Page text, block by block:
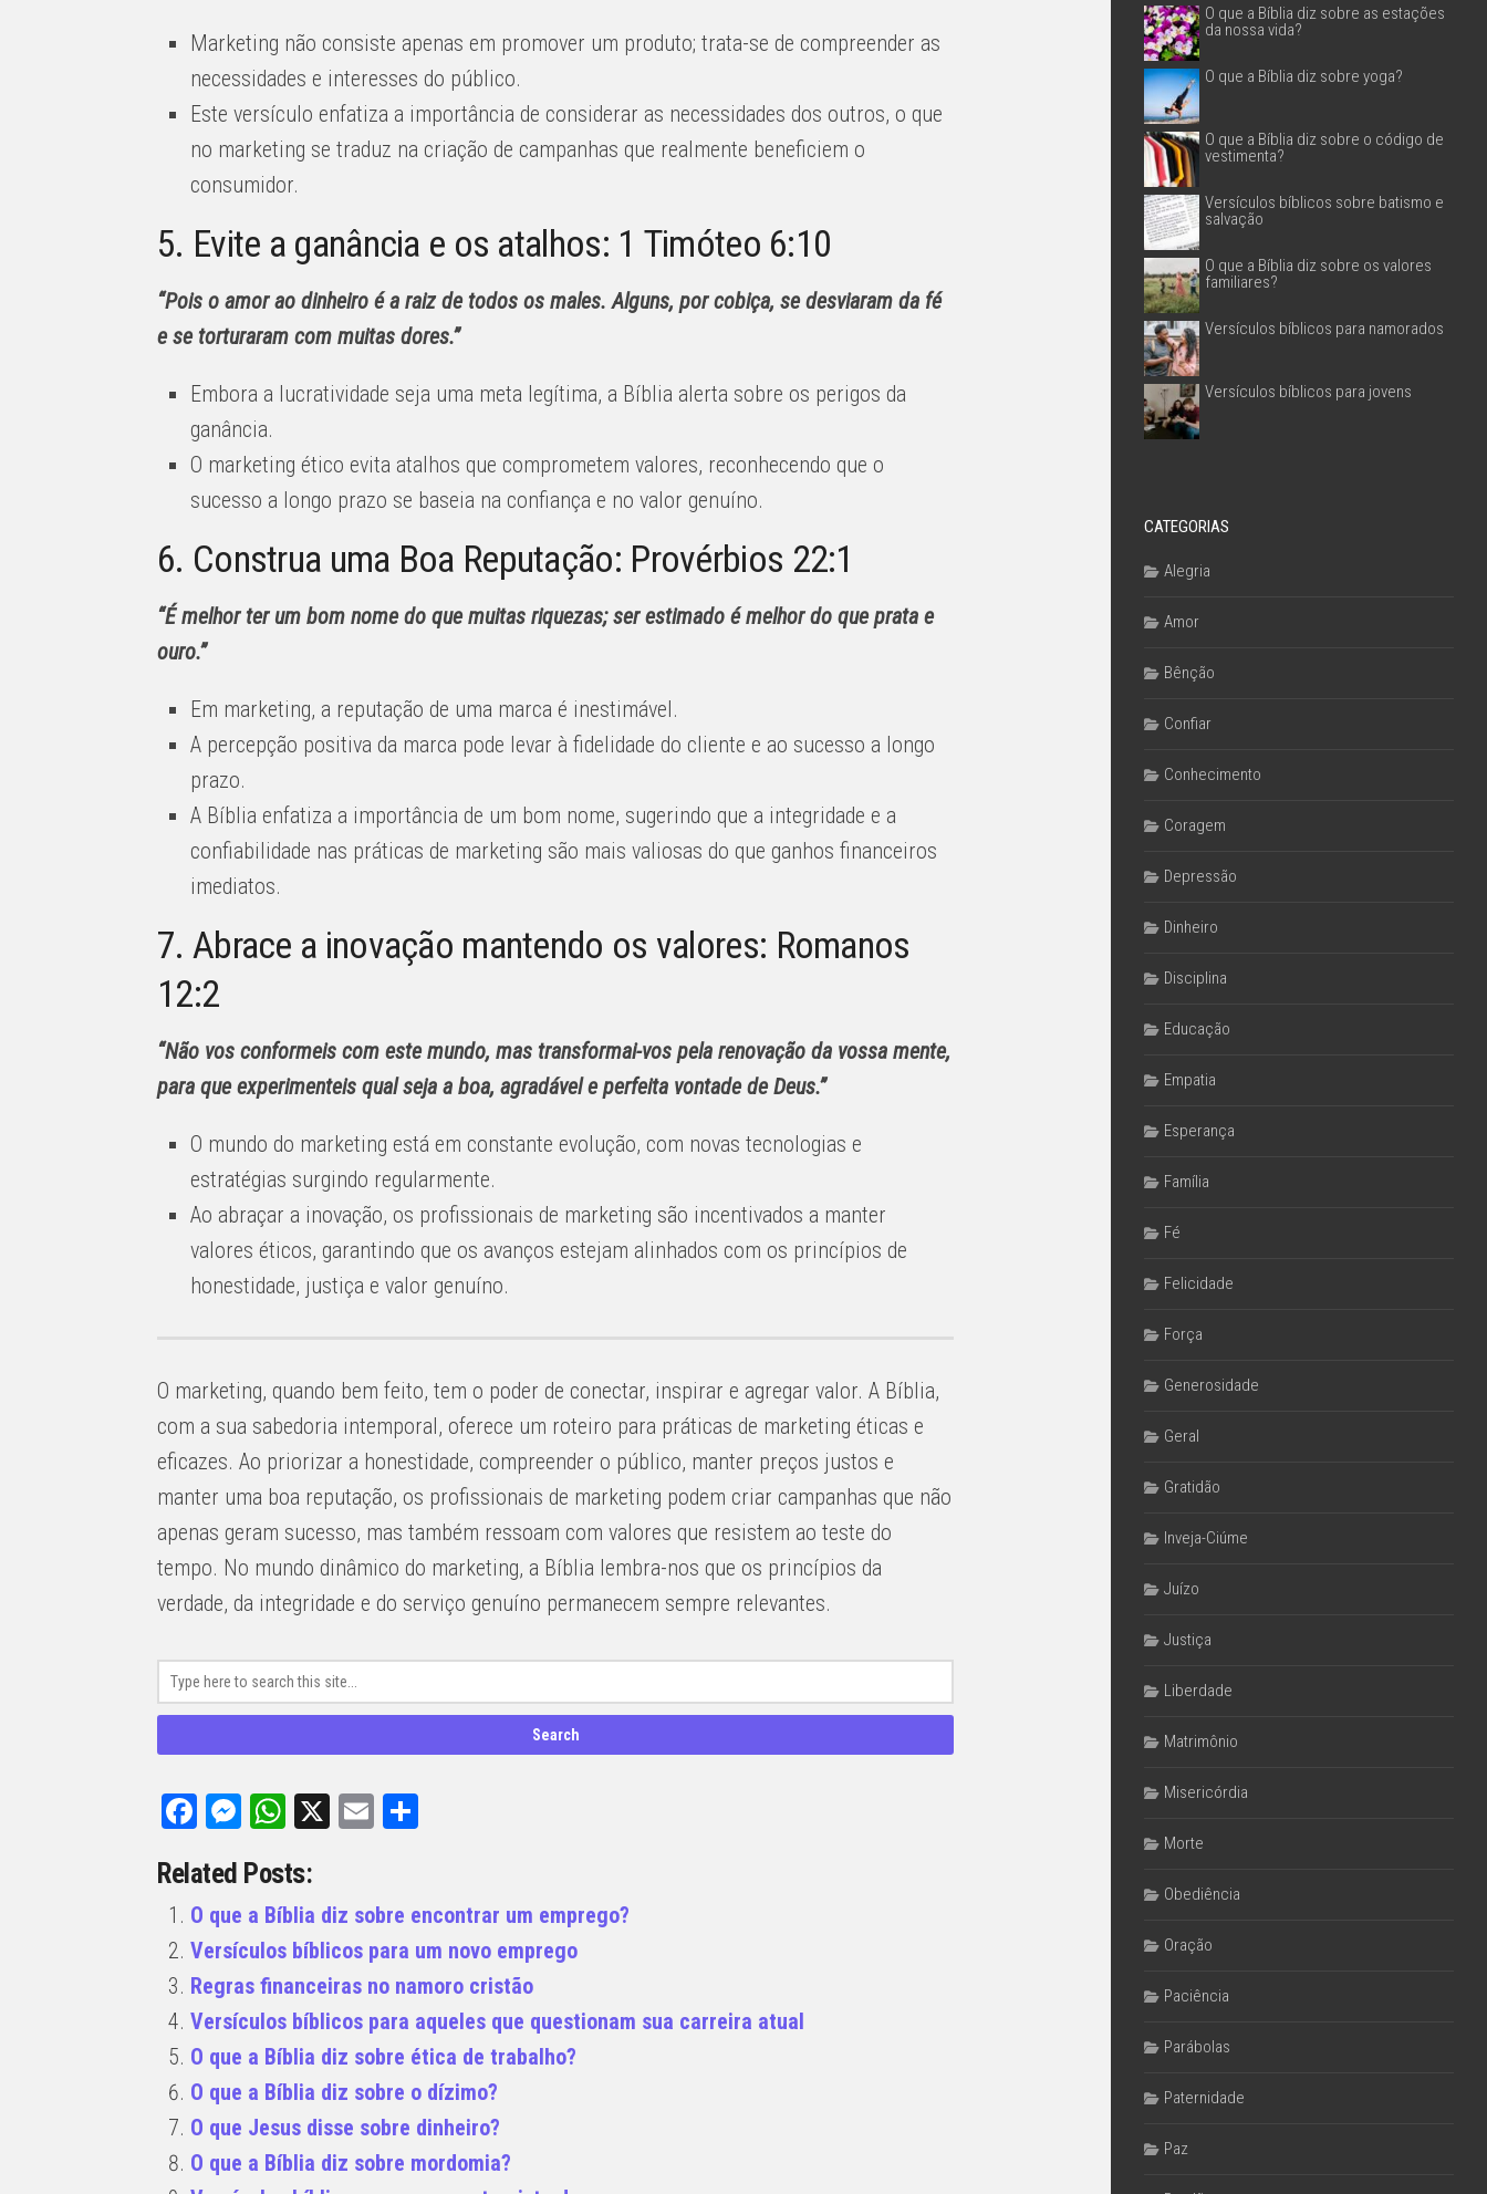
Marketing não consiste apenas em promover um produto; trata-se de compreender as
necessidades e interesses do público.
Este versículo enfatiza a importância de considerar as necessidades dos outros, o que
no marketing se traduz na criação de campanhas que realmente beneficiem o
consumidor.
5. Evite a ganância e os atalhos: 1 Timóteo 6:10
“Pois o amor ao dinheiro é a raiz de todos os males. Alguns, por cobiça, se desviaram da fé
e se torturaram com muitas dores.”
Embora a lucratividade seja uma meta legítima, a Bíblia alerta sobre os perigos da
ganância.
O marketing ético evita atalhos que comprometem valores, reconhecendo que o
sucesso a longo prazo se baseia na confiança e no valor genuíno.
6. Construa uma Boa Reputação: Provérbios 22:1
“É melhor ter um bom nome do que muitas riquezas; ser estimado é melhor do que prata e
ouro.”
Em marketing, a reputação de uma marca é inestimável.
A percepção positiva da marca pode levar à fidelidade do cliente e ao sucesso a longo
prazo.
A Bíblia enfatiza a importância de um bom nome, sugerindo que a integridade e a
confiabilidade nas práticas de marketing são mais valiosas do que ganhos financeiros
imediatos.
7. Abrace a inovação mantendo os valores: Romanos
12:2
“Não vos conformeis com este mundo, mas transformai-vos pela renovação da vossa mente,
para que experimenteis qual seja a boa, agradável e perfeita vontade de Deus.”
O mundo do marketing está em constante evolução, com novas tecnologias e
estratégias surgindo regularmente.
Ao abraçar a inovação, os profissionais de marketing são incentivados a manter
valores éticos, garantindo que os avanços estejam alinhados com os princípios de
honestidade, justiça e valor genuíno.
O marketing, quando bem feito, tem o poder de conectar, inspirar e agregar valor. A Bíblia,
com a sua sabedoria intemporal, oferece um roteiro para práticas de marketing éticas e
eficazes. Ao priorizar a honestidade, compreender o público, manter preços justos e
manter uma boa reputação, os profissionais de marketing podem criar campanhas que não
apenas geram sucesso, mas também ressoam com valores que resistem ao teste do
tempo. No mundo dinâmico do marketing, a Bíblia lembra-nos que os princípios da
verdade, da integridade e do serviço genuíno permanecem sempre relevantes.
Facebook
Messenger
WhatsApp
X Email
Related Posts:
O que a Bíblia diz sobre encontrar um emprego?
Versículos bíblicos para um novo emprego
Regras financeiras no namoro cristão
Versículos bíblicos para aqueles que questionam sua carreira atual
O que a Bíblia diz sobre ética de trabalho?
O que a Bíblia diz sobre o dízimo?
O que Jesus disse sobre dinheiro?
O que a Bíblia diz sobre mordomia?
O que a Bíblia diz sobre as estações
da nossa vida?
O que a Bíblia diz sobre yoga?
O que a Bíblia diz sobre o código de
vestimenta?
Versículos bíblicos sobre batismo e
salvação
O que a Bíblia diz sobre os valores
familiares?
Versículos bíblicos para namorados
Versículos bíblicos para jovens
CATEGORIAS
Alegria
Amor
Bênção
Confiar
Conhecimento
Coragem
Depressão
Dinheiro
Disciplina
Educação
Empatia
Esperança
Família
Fé
Felicidade
Força
Generosidade
Geral
Gratidão
Inveja-Ciúme
Juízo
Justiça
Liberdade
Matrimônio
Misericórdia
Morte
Obediência
Oração
Paciência
Parábolas
Paternidade
Paz